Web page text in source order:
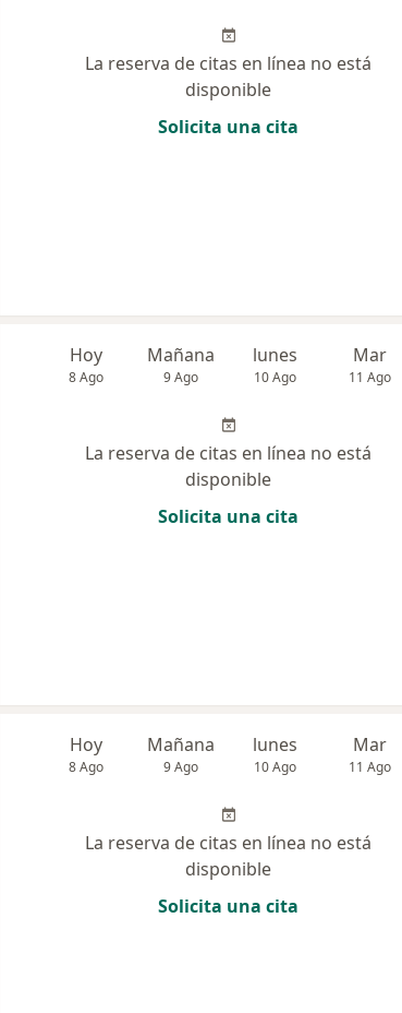
La reserva de citas en línea no está
disponible
Solicita una cita
Hoy
8 Ago
Mañana
9 Ago
lunes
10 Ago
Mar
11 Ago
La reserva de citas en línea no está
disponible
Solicita una cita
Hoy
8 Ago
Mañana
9 Ago
lunes
10 Ago
Mar
11 Ago
La reserva de citas en línea no está
disponible
Solicita una cita